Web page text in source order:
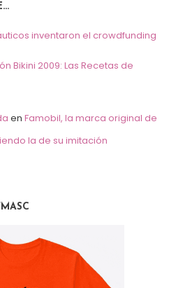
inventaron el crowdfunding
Bikini 2009: Las Recetas de
en Famobil, la marca original de
la de su imitación